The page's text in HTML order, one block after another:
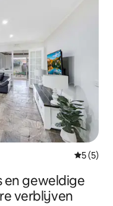
5 (5)
en geweldige
verblijven